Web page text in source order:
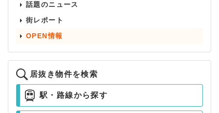
話題のニュース
街レポート
OPEN情報
居抜き物件を検索
駅・路線から探す